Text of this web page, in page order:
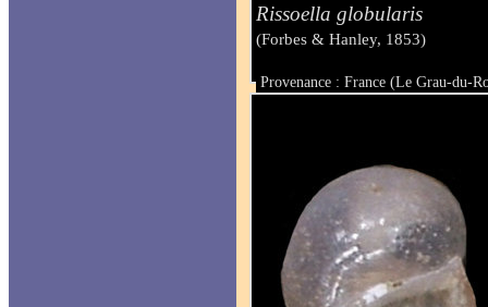
Rissoella globularis
(Forbes & Hanley, 1853)
Provenance : France (Le Grau-du-
Taille : 0,90 mm